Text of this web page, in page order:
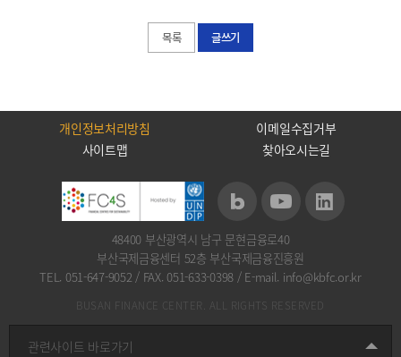
목록 글쓰기
개인정보처리방침
이메일수집거부
사이트맵
찾아오시는길
48400 부산광역시 남구 문현금융로40
부산국제금융센터 52층 부산국제금융진흥원
TEL. 051-647-9052 / FAX. 051-633-0398/ E-mail. info@kbfc.or.kr
BUSAN FINANCE CENTER. ALL RIGHTS RESERVED
관련사이트 바로가기